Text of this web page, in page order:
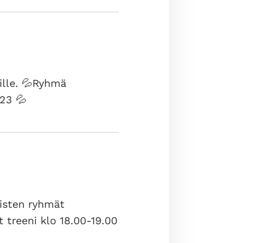
💦Ryhmä
💦
ryhmät
klo 18.00-19.00